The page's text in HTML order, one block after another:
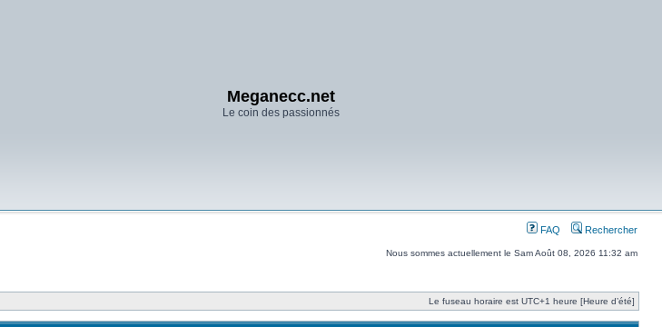
Meganecc.net
Le coin des passionnés
FAQ Rechercher
Nous sommes actuellement le Sam Août 08, 2026 11:32 am
Le fuseau horaire est UTC+1 heure [Heure d’été]